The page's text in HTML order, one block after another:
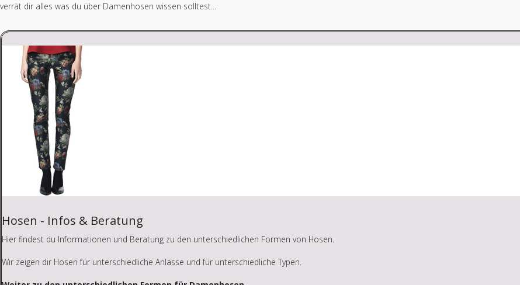
verrät dir alles was du über Damenhosen wissen solltest...
Hosen - Infos & Beratung
Hier findest du Informationen und Beratung zu den unterschiedlichen Formen von Hosen.
Wir zeigen dir Hosen für unterschiedliche Anlässe und für unterschiedliche Typen.